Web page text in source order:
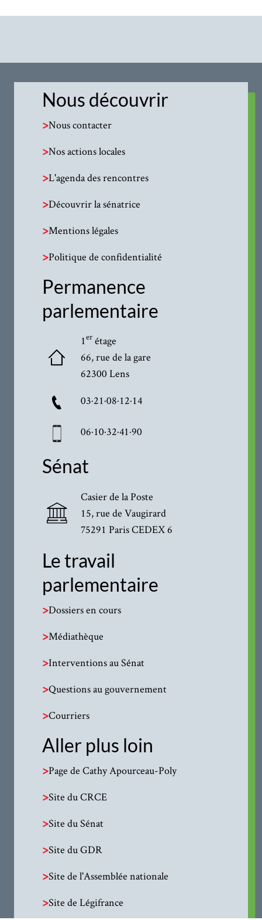
Nous découvrir
>Nous contacter
>Nos actions locales
>L'agenda des rencontres
>Découvrir la sénatrice
>Mentions légales
>Politique de confidentialité
Permanence
parlementaire
1erétage
66, rue de la gare
62300 Lens
03·21·08·12·14
06·10·32·41·90
Sénat
Casier de la Poste
15, rue de Vaugirard
75291 Paris CEDEX 6
Le travail
parlementaire
>Dossiers en cours
>Médiathèque
>Interventions au Sénat
>Questions au gouvernement
>Courriers
Aller plus loin
>Page de Cathy Apourceau-Poly
>Site du CRCE
>Site du Sénat
>Site du GDR
>Site de l'Assemblée nationale
>Site de Légifrance